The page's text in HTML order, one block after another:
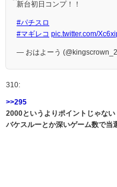
新台初日コンプ！！
#パチスロ
#マギレコ pic.twitter.com/
— おはよーう
310:
>>295
2000というよりポイントじゃない
バケスルーとか深いゲーム数で当